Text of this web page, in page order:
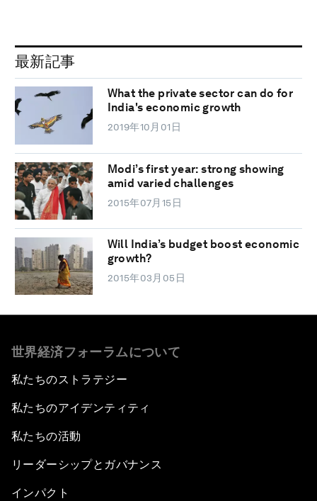
最新記事
What the private sector can do for
India's economic growth
2019年10月01日
Modi’s first year: strong showing
amid varied challenges
2015年07月15日
Will India’s budget boost economic
growth?
2015年03月05日
世界経済フォーラムについて
私たちのストラテジー
私たちのアイデンティティ
私たちの活動
リーダーシップとガバナンス
インパクト